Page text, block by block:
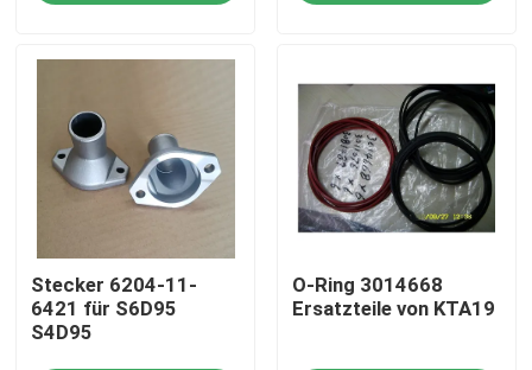
Qualitätskontrolle
Kontakt mit uns
Neuigkeiten
Herunterladen
Stecker 6204-11-
6421 für S6D95
S4D95
O-Ring 3014668
Ersatzteile von KTA19